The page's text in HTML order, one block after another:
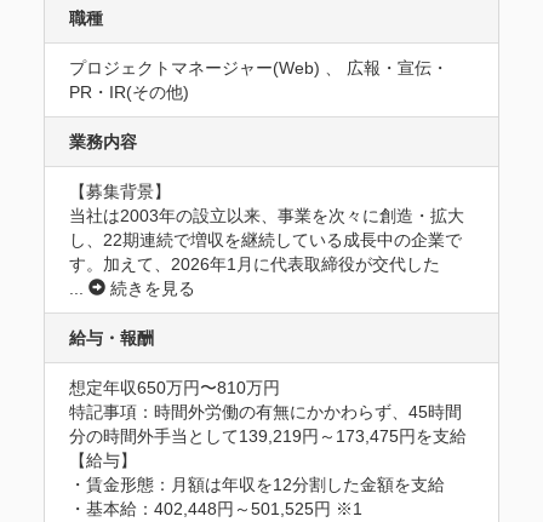
職種
プロジェクトマネージャー(Web) 、 広報・宣伝・
PR・IR(その他)
業務内容
【募集背景】
当社は2003年の設立以来、事業を次々に創造・拡大
し、22期連続で増収を継続している成長中の企業で
す。加えて、2026年1月に代表取締役が交代した
...
続きを見る
給与・報酬
想定年収650万円〜810万円
特記事項：時間外労働の有無にかかわらず、45時間
分の時間外手当として139,219円～173,475円を支給
【給与】
・賃金形態：月額は年収を12分割した金額を支給
・基本給：402,448円～501,525円 ※1